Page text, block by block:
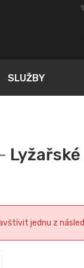
SLUŽBY
jednu z